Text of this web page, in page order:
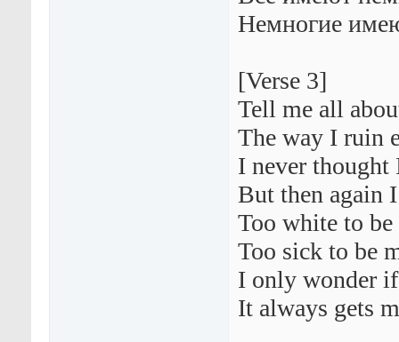
Немногие
[Verse 3]
Tell me all
The way I ruin
I never thought
But then again
Too white to
Too sick to be
I only wonder
It always gets